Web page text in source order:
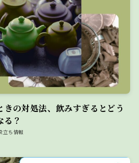
の対処法、飲みすぎるとどう
？
立ち情報